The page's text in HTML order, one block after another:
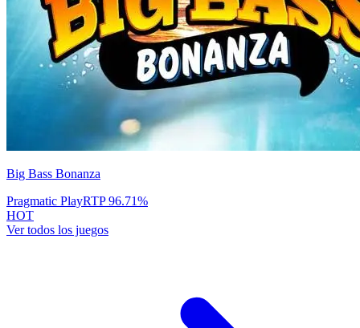
Big Bass Bonanza
Pragmatic PlayRTP96.71%
HOT
Ver todos los juegos